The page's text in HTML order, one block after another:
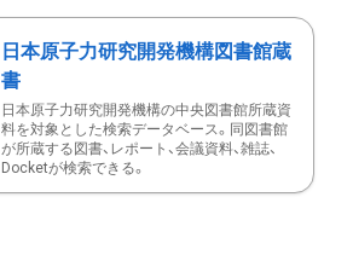
日本原子力研究開発機構図書館蔵
書
日本原子力研究開発機構の中央図書館所蔵資
料を対象とした検索データベース。同図書館
が所蔵する図書、レポート、会議資料、雑誌、
Docketが検索できる。